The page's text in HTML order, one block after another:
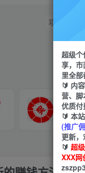
项目
会员专
超级
享，
里全部
🔰 内
营、
优质付
🔰 本
(推广
更新，
🔰 超
XXX网